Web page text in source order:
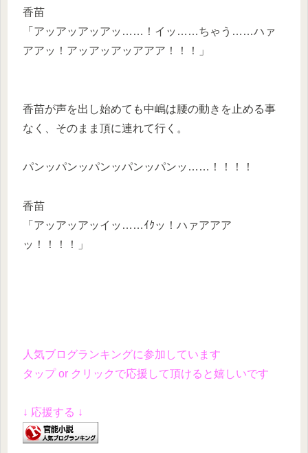
香苗
「アッアッアッアッ……！イッ……ちゃう……ハァ
アアッ！アッアッアッアアア！！！」
香苗が声を出し始めても中嶋は腰の動きを止める事
なく、そのまま頂に連れて行く。
パンッパンッパンッパンッパンッ……！！！！
香苗
「アッアッアッイッ……ｲｸッ！ハァアアア
ッ！！！！」
人気ブログランキングに参加しています
タップ or クリックで応援して頂けると嬉しいです
↓ 応援する ↓